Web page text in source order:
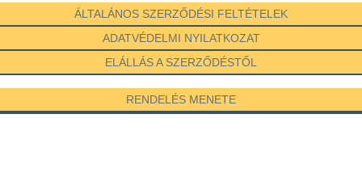
ÁLTALÁNOS SZERZŐDÉSI FELTÉTELEK
ADATVÉDELMI NYILATKOZAT
ELÁLLÁS A SZERZŐDÉSTŐL
RENDELÉS MENETE